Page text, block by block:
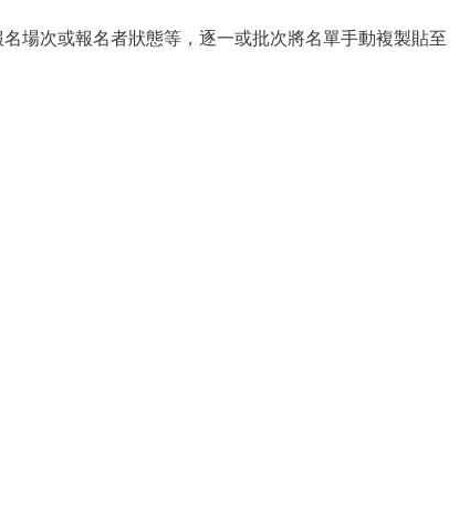
場次或報名者狀態等，逐一或批次將名單手動複製貼至